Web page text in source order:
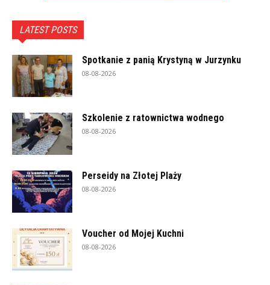
LATEST POSTS
Spotkanie z panią Krystyną w Jurzynku
08-08-2026
Szkolenie z ratownictwa wodnego
08-08-2026
Perseidy na Złotej Plaży
08-08-2026
Voucher od Mojej Kuchni
08-08-2026